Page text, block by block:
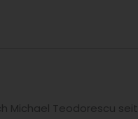
Michael Teodorescu seit